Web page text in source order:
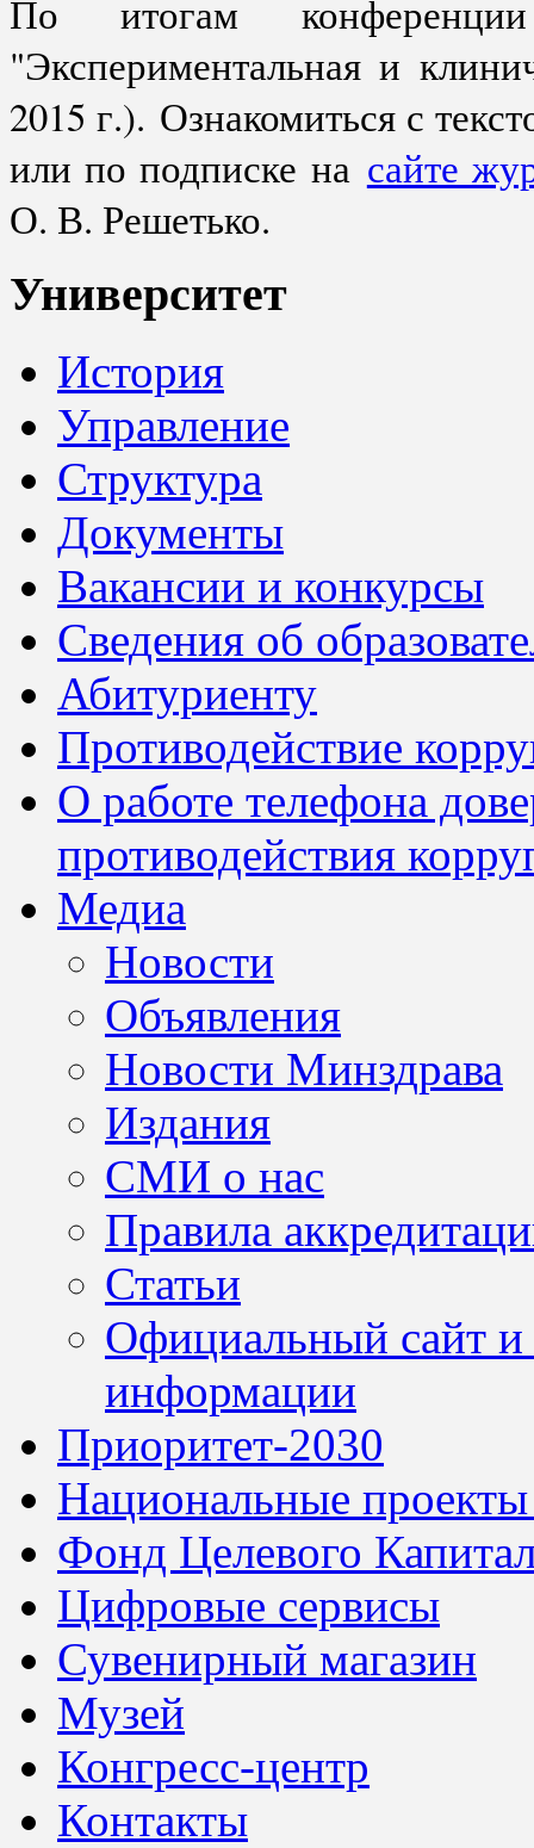
По итогам
"Экспериментальная и
2015 г.). Ознакомиться с
или по подписке на сайте
О. В. Решетько.
Университет
История
Управление
Структура
Документы
Вакансии и конкурсы
Сведения об
Абитуриенту
Противодействие
О работе телефона
противодействия
Медиа
Новости
Объявления
Новости Минздрава
Издания
СМИ о нас
Правила
Статьи
Официальный сайт
информации
Приоритет-2030
Национальные
Фонд Целевого
Цифровые сервисы
Сувенирный магазин
Музей
Конгресс-центр
Контакты